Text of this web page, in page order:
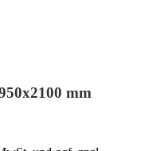
mm